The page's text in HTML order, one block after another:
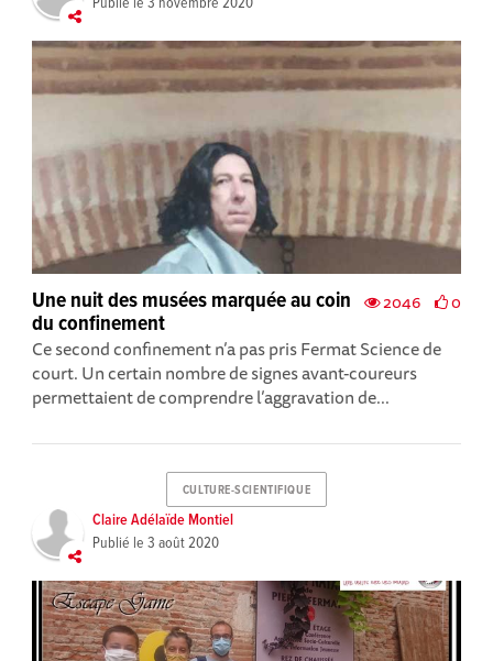
2046 0
Une nuit des musées marquée au coin
du confinement
Ce second confinement n’a pas pris Fermat Science de
court. Un certain nombre de signes avant-coureurs
permettaient de comprendre l’aggravation de...
CULTURE-SCIENTIFIQUE
Claire Adélaïde Montiel
Publié le 3 août 2020